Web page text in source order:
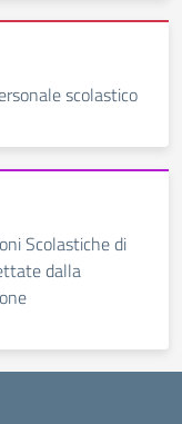
scolastico
Scolastiche di
dalla